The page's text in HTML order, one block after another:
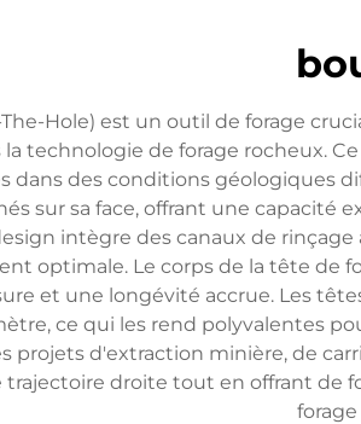
Hole) est un outil de forage
technologie de forage rocheux.
dans des conditions géologiques
sur sa face, offrant une capacité
intègre des canaux de
optimale. Le corps de la tête de
et une longévité accrue. Les
ce qui les rend polyvalentes
projets d'extraction minière, de
droite tout en offrant de